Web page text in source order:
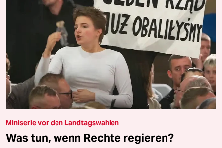
Miniserie vor den Landtagswahlen
Was tun, wenn Rechte regieren?